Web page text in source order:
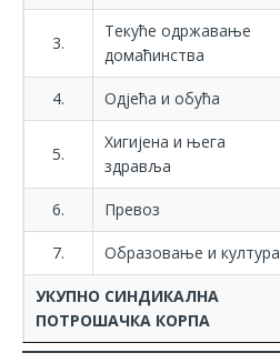
3.
Текуће одржавање
домаћинства
4. Одјећа и обућа
5.
Хигијена и њега
здравља
6. Превоз
7. Образовање и култура
УКУПНО СИНДИКАЛНА
ПОТРОШАЧКА КОРПА